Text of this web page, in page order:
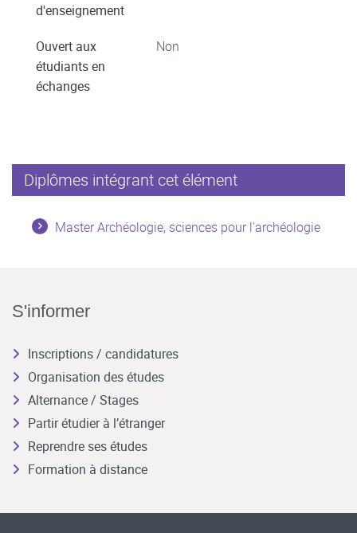
d'enseignement
Ouvert aux
étudiants en
échanges
Non
Diplômes intégrant cet élément
Master Archéologie, sciences pour l'archéologie
S'informer
Inscriptions / candidatures
Organisation des études
Alternance / Stages
Partir étudier à l’étranger
Reprendre ses études
Formation à distance